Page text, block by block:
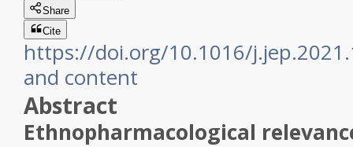
Share
Cite
https://doi.org/10.1016/
and content
Abstract
Ethnopharmacological